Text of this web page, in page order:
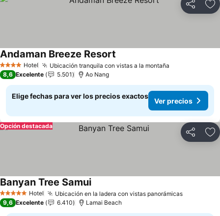
Compartir
4 EstrellasHotel Ubicación tranquila con vistas a la montaña
Andaman Breeze Resort
8,6 Excelente 5.501 Ao Nang
Elige fechas para ver los precios exactos
Ver precios
Compartir
Opción destacada
5 Estrellas Hotel Ubicación en la ladera con vistas panorámicasVer
Banyan Tree SamuiVer precios
9,6 Excelente 6.410 Lamai Beach